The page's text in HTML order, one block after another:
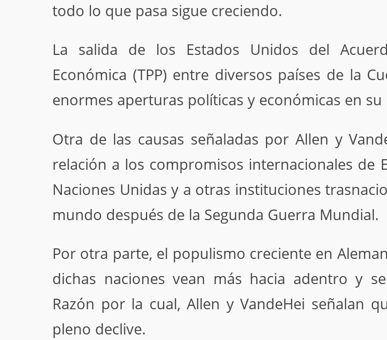
todo lo que pasa sigue creciendo.
La salida de los Estados Unidos del
Económica (TPP) entre diversos países de la
enormes aperturas políticas y económicas en su
Otra de las causas señaladas por Allen y
relación a los compromisos internacionales de
Naciones Unidas y a otras instituciones
mundo después de la Segunda Guerra Mundial.
Por otra parte, el populismo creciente en
dichas naciones vean más hacia adentro y
Razón por la cual, Allen y VandeHei señalan
pleno declive.